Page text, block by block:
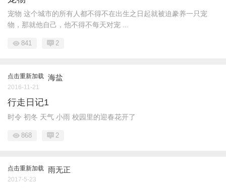
宠物 这个城市的所有人都不得不在出生之日起就被迫豢养一只宠
物，那就他自己，他不得不每天对宠 ...
841 2
点击重新加载 海盐
2016-11-21
行走日记1
时令 初冬 天气 小雨 校园里的迎春花开了
868 2
点击重新加载 雨无正
2017-5-23